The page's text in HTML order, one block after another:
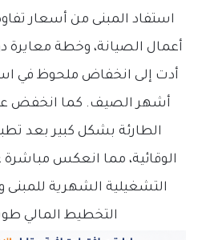
استفاد المبنى من أسعار
أعمال الصيانة، وخطة معايرة
أدت إلى انخفاض ملحوظ في
أشهر الصيف. كما انخفض
الطارئة بشكل كبير بعد
الوقائية، مما انعكس مباشرة
التشغيلية الشهرية
التخطيط المالي